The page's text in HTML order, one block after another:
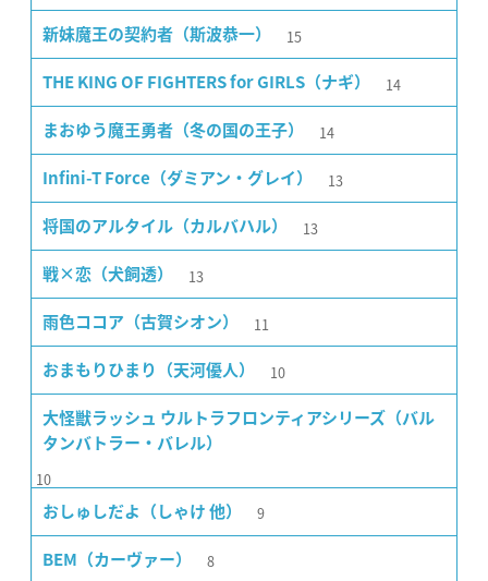
新妹魔王の契約者（斯波恭一） 15
THE KING OF FIGHTERS for GIRLS（ナギ） 14
まおゆう魔王勇者（冬の国の王子） 14
Infini-T Force（ダミアン・グレイ） 13
将国のアルタイル（カルバハル） 13
戦×恋（犬飼透） 13
雨色ココア（古賀シオン） 11
おまもりひまり（天河優人） 10
大怪獣ラッシュ ウルトラフロンティアシリーズ（バル
タンバトラー・バレル）
10
おしゅしだよ（しゃけ 他） 9
BEM（カーヴァー） 8